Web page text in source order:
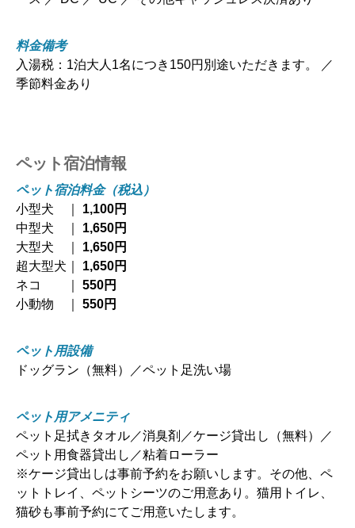
料金備考
入湯税：1泊大人1名につき150円別途いただきます。 ／
季節料金あり
ペット宿泊情報
ペット宿泊料金（税込）
小型犬 ｜ 1,100円
中型犬 ｜ 1,650円
大型犬 ｜ 1,650円
超大型犬｜ 1,650円
ネコ ｜ 550円
小動物 ｜ 550円
ペット用設備
ドッグラン（無料）／ペット足洗い場
ペット用アメニティ
ペット足拭きタオル／消臭剤／ケージ貸出し（無料）／
ペット用食器貸出し／粘着ローラー
※ケージ貸出しは事前予約をお願いします。その他、ペ
ットトレイ、ペットシーツのご用意あり。猫用トイレ、
猫砂も事前予約にてご用意いたします。